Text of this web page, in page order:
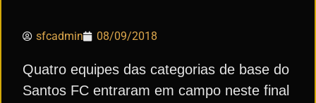
sfcadmin 08/09/2018
Quatro equipes das categorias de base do
Santos FC entraram em campo neste final